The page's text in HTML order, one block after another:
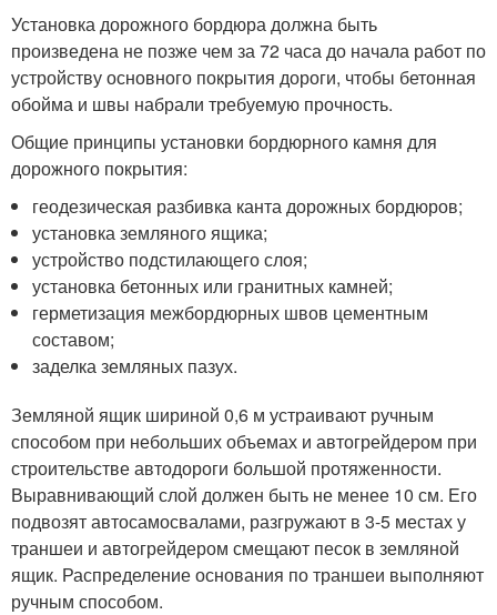
Установка дорожного бордюра должна быть
произведена не позже чем за 72 часа до начала работ по
устройству основного покрытия дороги, чтобы бетонная
обойма и швы набрали требуемую прочность.
Общие принципы установки бордюрного камня для
дорожного покрытия:
геодезическая разбивка канта дорожных бордюров;
установка земляного ящика;
устройство подстилающего слоя;
установка бетонных или гранитных камней;
герметизация межбордюрных швов цементным
составом;
заделка земляных пазух.
Земляной ящик шириной 0,6 м устраивают ручным
способом при небольших объемах и автогрейдером при
строительстве автодороги большой протяженности.
Выравнивающий слой должен быть не менее 10 см. Его
подвозят автосамосвалами, разгружают в 3-5 местах у
траншеи и автогрейдером смещают песок в земляной
ящик. Распределение основания по траншеи выполняют
ручным способом.